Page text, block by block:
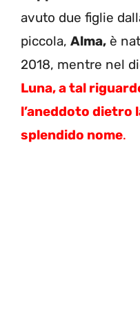
avuto due figlie
piccola, Alma, è
2018, mentre nel
Luna, a tal
l’aneddoto dietro
splendido nome.